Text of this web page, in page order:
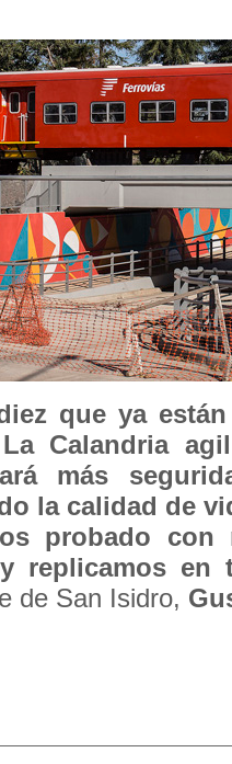
que ya
Calandria
más
la calidad de
probado con
replicamos en
de San Isidro,